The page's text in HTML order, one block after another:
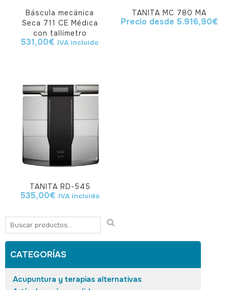
Báscula mecánica
Seca 711 CE Médica
con tallímetro
531,00€ IVA incluido
TANITA MC 780 MA
Precio desde 5.916,90€
TANITA RD-545
535,00€ IVA incluido
CATEGORÍAS
Acupuntura y terapias alternativas